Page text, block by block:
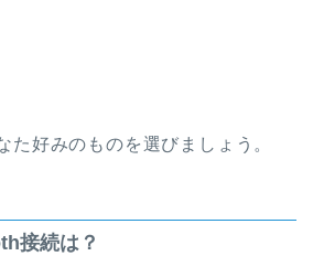
た好みのものを選びましょう。
接続は？